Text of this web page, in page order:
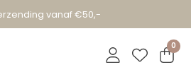
vanaf €50,-
0